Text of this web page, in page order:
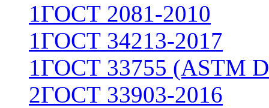
1ГОСТ 2081-2010
1ГОСТ 34213-2017
1ГОСТ 33755 (ASTM
2ГОСТ 33903-2016